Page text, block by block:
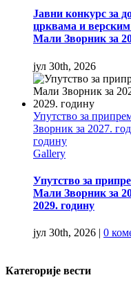
Јавни конкурс за
црквама и верским
Мали Зворник за
јул 30th, 2026
Упутство за
Зворник за 2027.
годину
Gallery
Упутство за
Мали Зворник за
2029. годину
јул 30th, 2026 | 0
Категорије вести